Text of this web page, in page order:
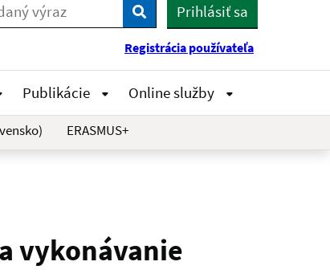
VyhľadajPrihlásiť sa
Registrácia používateľa
Publikácie Online služby
ERASMUS+
vykonávanie